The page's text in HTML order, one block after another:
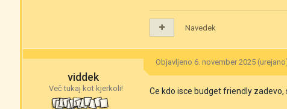
Navedek
viddek
Več tukaj kot kjerkoli!
Objavljeno 6. november 2025
Ce kdo isce budget friendly zadevo,